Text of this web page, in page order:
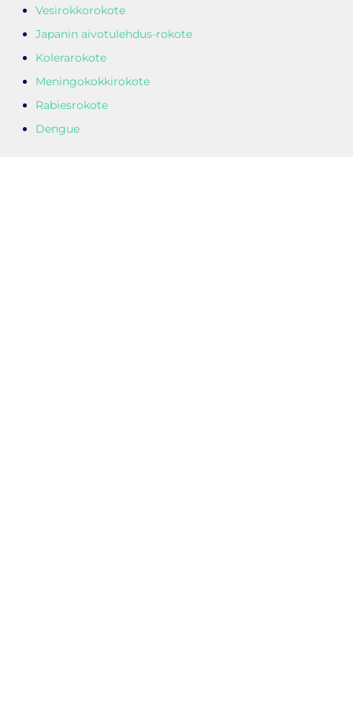
Vesirokkorokote
Japanin aivotulehdus-rokote
Kolerarokote
Meningokokkirokote
Rabiesrokote
Dengue